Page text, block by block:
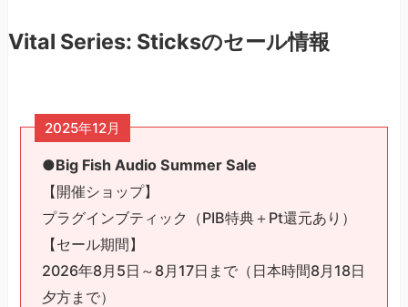
Vital Series: Sticksのセール情報
2025年12月
●Big Fish Audio Summer Sale
【開催ショップ】
プラグインブティック（PIB特典＋Pt還元あり）
【セール期間】
2026年8月5日～8月17日まで（日本時間8月18日
夕方まで）